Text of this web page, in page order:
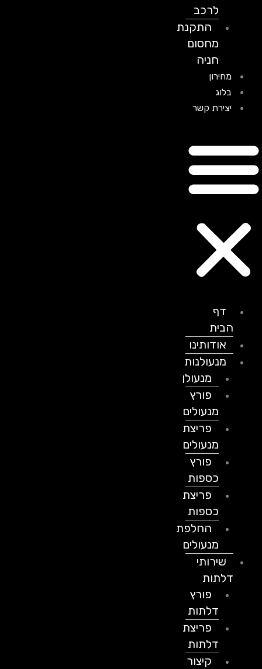
לרכב
התקנת
מחסום
חניה
מחירון
בלוג
יצירת קשר
דף
הבית
אודותינו
מנעולנות
מנעולן
פורץ
מנעולים
פריצת
מנעולים
פורץ
כספות
פריצת
כספות
החלפת
מנעולים
שירותי
דלתות
פורץ
דלתות
פריצת
דלתות
קיצור